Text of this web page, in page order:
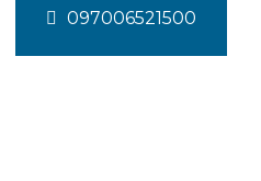
097006521500